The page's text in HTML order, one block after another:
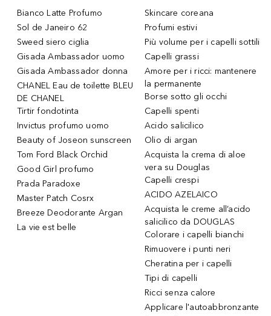
Bianco Latte Profumo
Sol de Janeiro 62
Sweed siero ciglia
Gisada Ambassador uomo
Gisada Ambassador donna
CHANEL Eau de toilette BLEU
DE CHANEL
Tirtir fondotinta
Invictus profumo uomo
Beauty of Joseon sunscreen
Tom Ford Black Orchid
Good Girl profumo
Prada Paradoxe
Master Patch Cosrx
Breeze Deodorante Argan
La vie est belle
Skincare coreana
Profumi estivi
Più volume per i capelli sottili
Capelli grassi
Amore per i ricci: mantenere
la permanente
Borse sotto gli occhi
Capelli spenti
Acido salicilico
Olio di argan
Acquista la crema di aloe
vera su Douglas
Capelli crespi
ACIDO AZELAICO
Acquista le creme all’acido
salicilico da DOUGLAS
Colorare i capelli bianchi
Rimuovere i punti neri
Cheratina per i capelli
Tipi di capelli
Ricci senza calore
Applicare l'autoabbronzante